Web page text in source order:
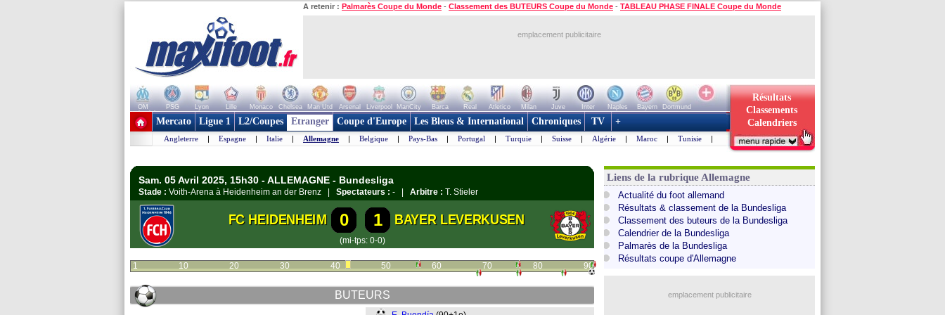
A retenir : Palmarès Coupe du Monde - Classement des BUTEURS Coupe du Monde - TABLEAU PHASE FINALE Coupe du Monde
emplacement publicitaire
OM PSG Lyon Lille Monaco Chelsea Man Utd Arsenal Liverpool ManCity Barca Real Atletico Milan Juve Inter Naples Bayern
Dortmund
+ de clubs
Résultats
Classements
Calendriers
Mercato Ligue 1 L2/Coupes Etranger Coupe d'Europe Les Bleus & International Chroniques TV +
Angleterre | Espagne | Italie | Allemagne | Belgique | Pays-Bas | Portugal | Turquie | Suisse | Algérie | Maroc | Tunisie |
Sam. 05 Avril 2025, 15h30 - ALLEMAGNE - Bundesliga
Stade : Voith-Arena à Heidenheim an der Brenz | Spectateurs : - | Arbitre : T. Stieler
FC HEIDENHEIM 0 1 BAYER LEVERKUSEN
(mi-tps: 0-0)
1 10 20 30 40 50 60 70 80 90
BUTEURS
Liens de la rubrique Allemagne
Actualité du foot allemand
Résultats & classement de la Bundesliga
Classement des buteurs de la Bundesliga
Calendrier de la Bundesliga
Palmarès de la Bundesliga
Résultats coupe d'Allemagne
emplacement publicitaire